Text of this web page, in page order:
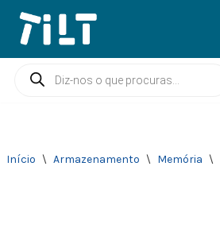
Avançar
para
Início \ Armazenamento \ Memória \